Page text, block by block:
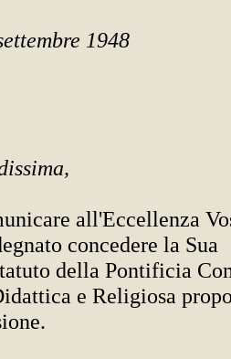
1948
all'Eccellenza
concedere la Sua
della Pontificia
e Religiosa